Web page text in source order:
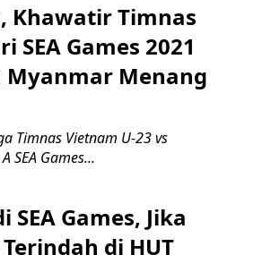
Khawatir Timnas
SEA Games 2021
Myanmar Menang
Timnas Vietnam U-23 vs
SEA Games...
Games, Jika
di HUT